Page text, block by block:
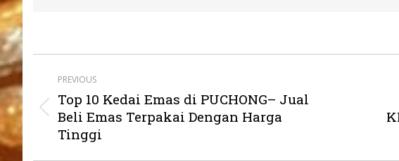
navigation
PREVIOUS
Previous
post:
Top 10 Kedai Emas di PUCHONG– Jual
Beli Emas Terpakai Dengan Harga
Tinggi